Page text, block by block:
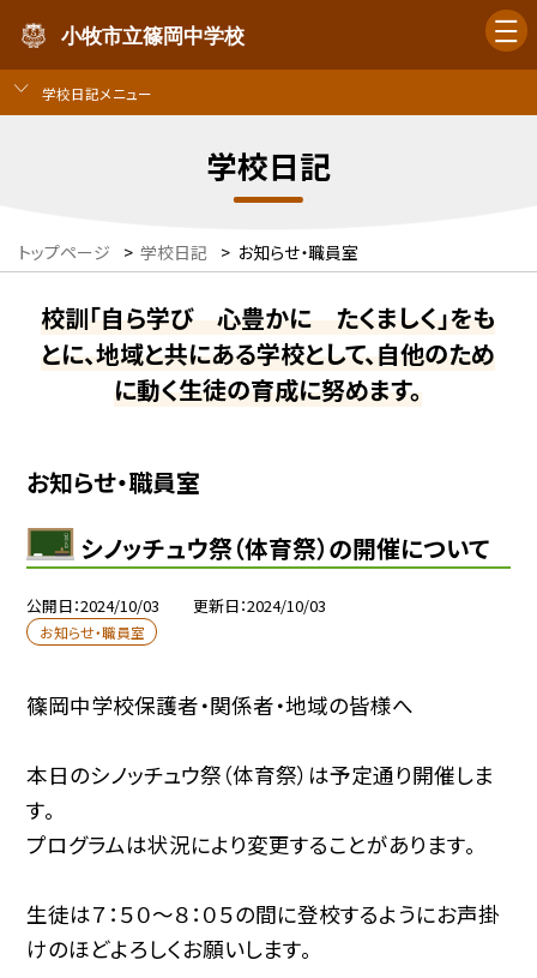
小牧市立篠岡中学校
学校日記メニュー
学校日記
トップページ > 学校日記 > お知らせ・職員室
校訓「自ら学び 心豊かに たくましく」をも
とに、地域と共にある学校として、自他のため
に動く生徒の育成に努めます。
お知らせ・職員室
シノッチュウ祭（体育祭）の開催について
公開日 2024/10/03 更新日 2024/10/03
お知らせ・職員室
篠岡中学校保護者・関係者・地域の皆様へ
本日のシノッチュウ祭（体育祭）は予定通り開催しま
す。
プログラムは状況により変更することがあります。
生徒は７：５０〜８：０５の間に登校するようにお声掛
けのほどよろしくお願いします。